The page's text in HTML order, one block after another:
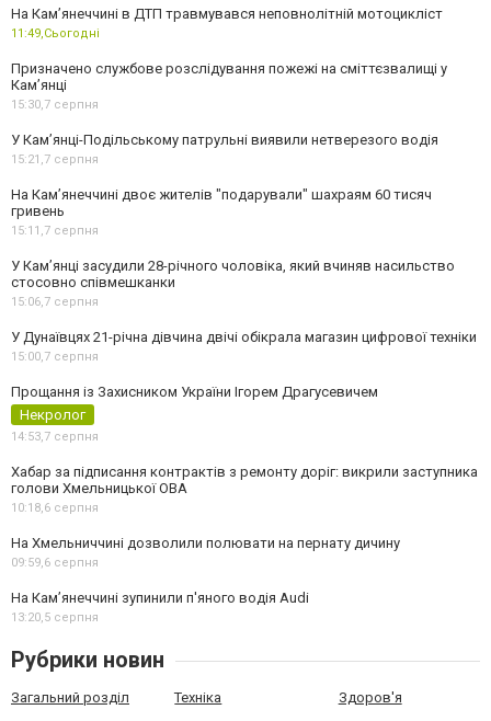
На Кам’янеччині в ДТП травмувався неповнолітній мотоцикліст
11:49,Сьогодні
Призначено службове розслідування пожежі на сміттєзвалищі у
Кам’янці
15:30,7 серпня
У Кам’янці-Подільському патрульні виявили нетверезого водія
15:21,7 серпня
На Камʼянеччині двоє жителів "подарували" шахраям 60 тисяч
гривень
15:11,7 серпня
У Камʼянці засудили 28-річного чоловіка, який вчиняв насильство
стосовно співмешканки
15:06,7 серпня
У Дунаївцях 21-річна дівчина двічі обікрала магазин цифрової техніки
15:00,7 серпня
Прощання із Захисником України Ігорем Драгусевичем
Некролог
14:53,7 серпня
Хабар за підписання контрактів з ремонту доріг: викрили заступника
голови Хмельницької ОВА
10:18,6 серпня
На Хмельниччині дозволили полювати на пернату дичину
09:59,6 серпня
На Камʼянеччині зупинили п'яного водія Audi
13:20,5 серпня
Рубрики новин
Загальний розділ Техніка Здоров'я